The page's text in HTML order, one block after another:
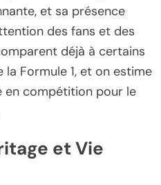
et sa présence
des fans et des
déjà à certains
Formule 1, et on estime
en compétition pour le
et Vie